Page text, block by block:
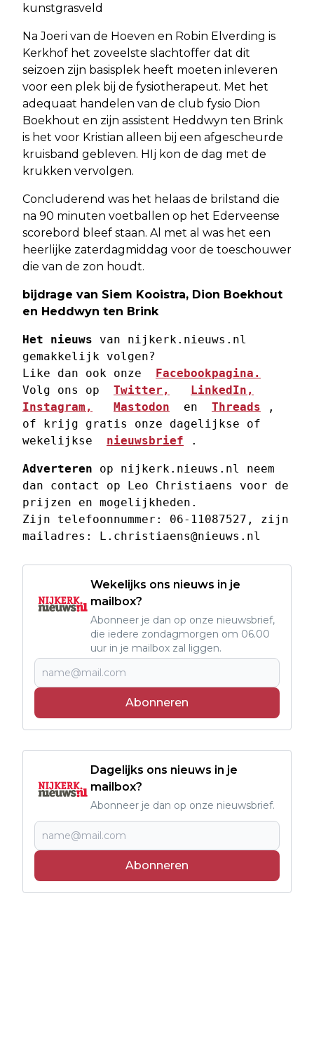
kunstgrasveld
Na Joeri van de Hoeven en Robin Elverding is
Kerkhof het zoveelste slachtoffer dat dit
seizoen zijn basisplek heeft moeten inleveren
voor een plek bij de fysiotherapeut. Met het
adequaat handelen van de club fysio Dion
Boekhout en zijn assistent Heddwyn ten Brink
is het voor Kristian alleen bij een afgescheurde
kruisband gebleven. HIj kon de dag met de
krukken vervolgen.
Concluderend was het helaas de brilstand die
na 90 minuten voetballen op het Ederveense
scorebord bleef staan. Al met al was het een
heerlijke zaterdagmiddag voor de toeschouwer
die van de zon houdt.
bijdrage van Siem Kooistra, Dion Boekhout
en Heddwyn ten Brink
Het nieuws van nijkerk.nieuws.nl
gemakkelijk volgen?
Like dan ook onze Facebookpagina.
Volg ons op Twitter,
LinkedIn,
Instagram,
Mastodon
  en
Threads ,
of krijg gratis onze dagelijkse of
wekelijkse nieuwsbrief .
Adverteren op nijkerk.nieuws.nl neem
dan contact op Leo Christiaens voor de
prijzen en mogelijkheden.
Zijn telefoonnummer: 06-11087527, zijn
mailadres: L.christiaens@nieuws.nl
Wekelijks ons nieuws in je
mailbox?
Abonneer je dan op onze nieuwsbrief,
die iedere zondagmorgen om 06.00
uur in je mailbox zal liggen.
Abonneren
Dagelijks ons nieuws in je
mailbox?
Abonneer je dan op onze nieuwsbrief.
Abonneren